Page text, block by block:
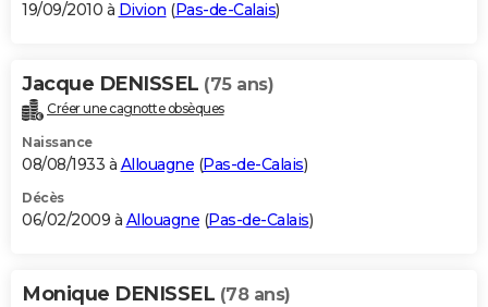
19/09/2010 à Divion (Pas-de-Calais)
Jacque DENISSEL (75 ans)
Créer une cagnotte obsèques
Naissance
08/08/1933 à Allouagne (Pas-de-Calais)
Décès
06/02/2009 à Allouagne (Pas-de-Calais)
Monique DENISSEL (78 ans)